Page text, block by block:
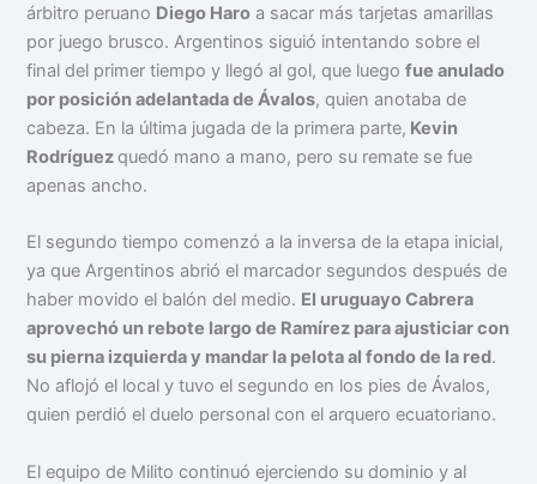
árbitro peruano Diego Haro a sacar más tarjetas amarillas
por juego brusco. Argentinos siguió intentando sobre el
final del primer tiempo y llegó al gol, que luegofue anulado
por posición adelantada de Ávalos, quien anotaba de
cabeza. En la última jugada de la primera parte, Kevin
Rodríguez quedó mano a mano, pero su remate se fue
apenas ancho.
El segundo tiempo comenzó a la inversa de la etapa inicial,
ya que Argentinos abrió el marcador segundos después de
haber movido el balón del medio. El uruguayo Cabrera
aprovechó un rebote largo de Ramírez para ajusticiar con
su pierna izquierda y mandar la pelota al fondo de la red.
No aflojó el local y tuvo el segundo en los pies de Ávalos,
quien perdió el duelo personal con el arquero ecuatoriano.
El equipo de Milito continuó ejerciendo su dominio y al